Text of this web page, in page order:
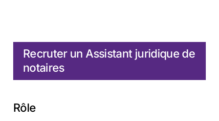
Recruter un Assistant juridique de
notaires
Rôle